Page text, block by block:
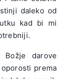
daleko od
kad bi mi
darove
prema